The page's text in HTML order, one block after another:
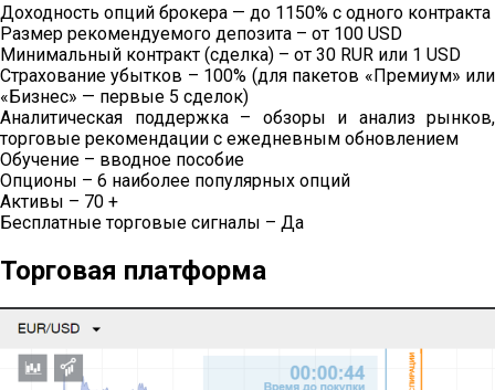
Доходность опций брокера — до 1150% с одного контракта
Размер рекомендуемого депозита – от 100 USD
Минимальный контракт (сделка) – от 30 RUR или 1 USD
Страхование убытков – 100% (для пакетов «Премиум» или
«Бизнес» — первые 5 сделок)
Аналитическая поддержка – обзоры и анализ рынков,
торговые рекомендации с ежедневным обновлением
Обучение – вводное пособие
Опционы – 6 наиболее популярных опций
Активы – 70 +
Бесплатные торговые сигналы – Да
Торговая платформа